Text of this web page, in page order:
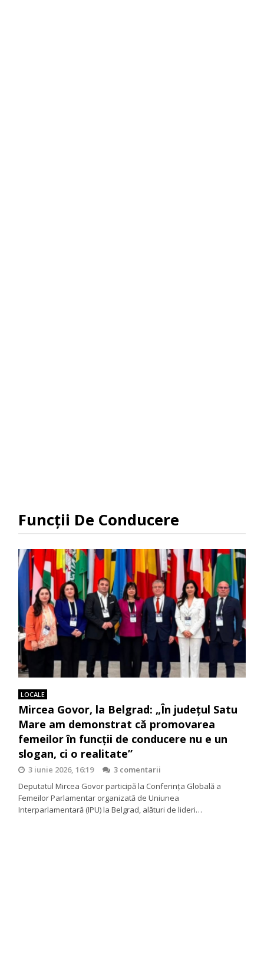
Funcții De Conducere
LOCALE
Mircea Govor, la Belgrad: „În județul Satu
Mare am demonstrat că promovarea
femeilor în funcții de conducere nu e un
slogan, ci o realitate”
3 iunie 2026, 16:19
3 comentarii
Deputatul Mircea Govor participă la Conferința Globală a
Femeilor Parlamentar organizată de Uniunea
Interparlamentară (IPU) la Belgrad, alături de lideri…